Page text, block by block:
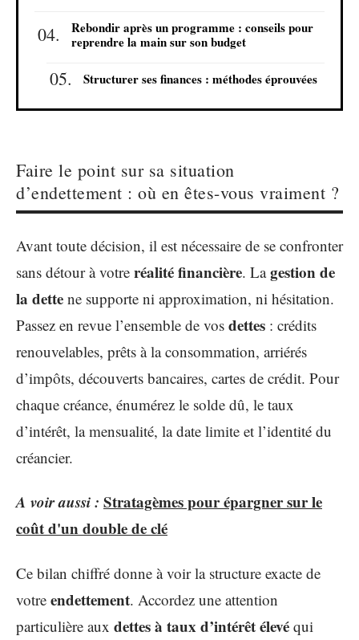
Rebondir après un programme : conseils pour
reprendre la main sur son budget
Structurer ses finances : méthodes éprouvées
Faire le point sur sa situation
d’endettement : où en êtes-vous vraiment ?
Avant toute décision, il est nécessaire de se confronter
sans détour à votre réalité financière. Lagestion de
la dette ne supporte ni approximation, ni hésitation.
Passez en revue l’ensemble de vos dettes : crédits
renouvelables, prêts à la consommation, arriérés
d’impôts, découverts bancaires, cartes de crédit. Pour
chaque créance, énumérez le solde dû, le taux
d’intérêt, la mensualité, la date limite et l’identité du
créancier.
A voir aussi : Stratagèmes pour épargner sur le
coût d'un double de clé
Ce bilan chiffré donne à voir la structure exacte de
votre endettement. Accordez une attention
particulière aux dettes à taux d’intérêt élevé qui